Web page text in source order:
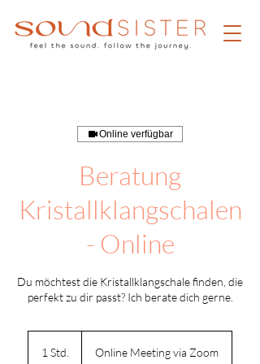
Online verfügbar
Beratung
Kristallklangschalen
- Online
Du möchtest die Kristallklangschale finden, die
perfekt zu dir passt? Ich berate dich gerne.
1 Std. Online Meeting via Zoom